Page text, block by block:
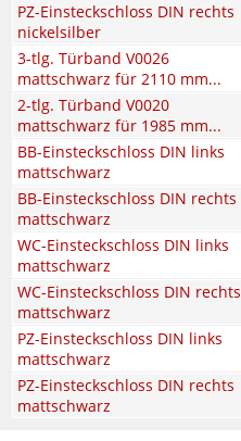
PZ-Einsteckschloss DIN rechts
nickelsilber
3-tlg. Türband V0026
mattschwarz für 2110 mm...
2-tlg. Türband V0020
mattschwarz für 1985 mm...
BB-Einsteckschloss DIN links
mattschwarz
BB-Einsteckschloss DIN rechts
mattschwarz
WC-Einsteckschloss DIN links
mattschwarz
WC-Einsteckschloss DIN rechts
mattschwarz
PZ-Einsteckschloss DIN links
mattschwarz
PZ-Einsteckschloss DIN rechts
mattschwarz